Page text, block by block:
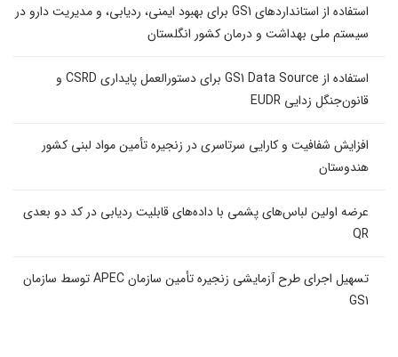
استفاده از استانداردهای GS1 برای بهبود ایمنی، ردیابی، و مدیریت دارو در
سیستم ملی بهداشت و درمان کشور انگلستان
استفاده از GS1 Data Source برای دستورالعمل پایداری CSRD و
قانون‌جنگل زدایی EUDR
افزایش شفافیت و کارایی سرتاسری در زنجیره تأمین مواد لبنی کشور
هندوستان
عرضه اولین لباس‌های پشمی با داده‌های قابلیت ردیابی در کد دو بعدی
QR
تسهیل اجرای طرح آزمایشی زنجیره تأمین سازمان APEC توسط سازمان
GS1